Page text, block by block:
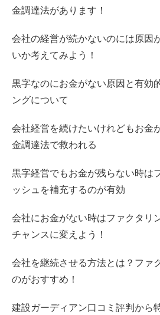
金調達法があります！
会社の経営が続かないのには原因
いか考えてみよう！
黒字なのにお金がない原因と有効
ングについて
会社経営を続けたいけれどもお金
金調達法で救われる
黒字経営でもお金が残らない時は
ッシュを補充するのが有効
会社にお金がない時はファクタリ
チャンスに変えよう！
会社を継続させる方法とは？ファ
のがおすすめ！
建設ガーディアン口コミ評判から